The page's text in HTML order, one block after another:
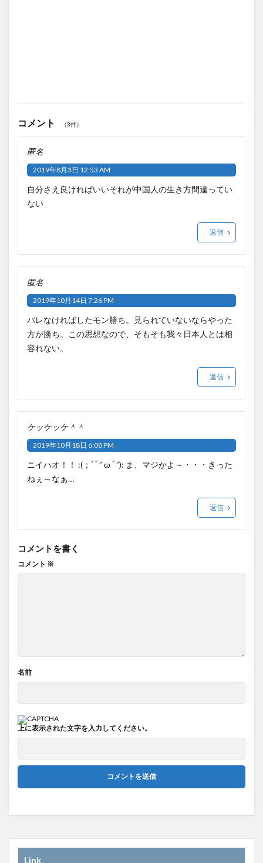
コメント （3件）
匿名
2019年8月3日 12:53 AM
自分さえ良ければいいそれが中国人の生き方間違ってい
ない
返信
匿名
2019年10月14日 7:26 PM
バレなければしたモン勝ち。見られていないならやった
方が勝ち。この思想なので、そもそも我々日本人とは相
容れない。
返信
ケッケッケ＾＾
2019年10月18日 6:08 PM
ニイハオ！！ :(；ﾞﾟ” ω ﾟ”): ま、マジかよ～・・・きった
ねぇ～なぁ…
返信
コメントを書く
コメント ※
名前
上に表示された文字を入力してください。
Link